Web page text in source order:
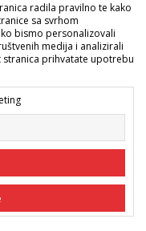
proizvoda, prikazu slika i
su dio naše ponude i ne
Raspoloživost robe
055/490-400.
. Sva prava zadržana.
radila pravilno te kako
sa svrhom
bismo personalizovali
medija i analizirali
prihvatate upotrebu